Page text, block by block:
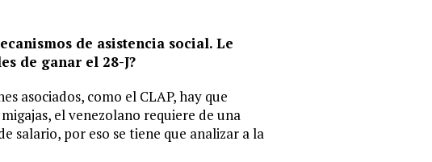
de asistencia social. Le
de ganar el 28-J?
asociados, como el CLAP, hay que
el venezolano requiere de una
salario, por eso se tiene que analizar a la